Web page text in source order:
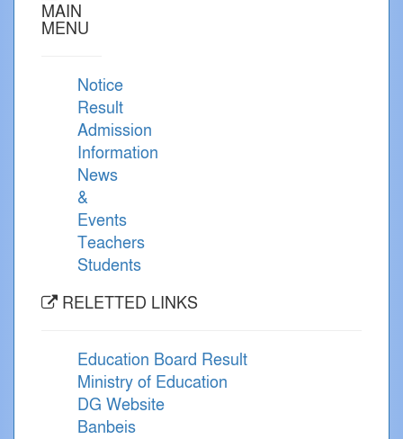
MAIN
MENU
Notice
Result
Admission
Information
News
&
Events
Teachers
Students
RELETTED LINKS
Education Board Result
Ministry of Education
DG Website
Banbeis